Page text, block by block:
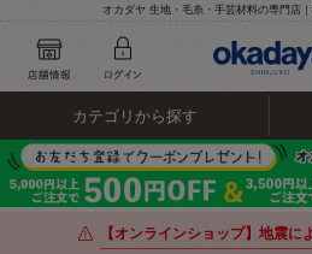
オカダヤ 生地・毛糸・手芸材料の専門店
カテゴリから探す
【オンラインショップ】地震に